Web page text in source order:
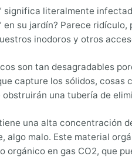
significa literalmente
en su jardín? Parece
inodoros y otros
son tan desagradables
capture los sólidos, cosas
una tubería de
una alta concentración
algo malo. Este material
orgánico en gas CO2, que